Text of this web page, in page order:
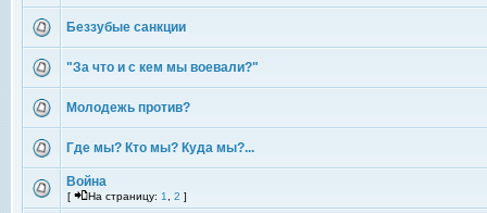
Беззубые санкции
"За что и с кем мы воевали?"
Молодежь против?
Где мы? Кто мы? Куда мы?...
Война
[ На страницу: 1 2 ]